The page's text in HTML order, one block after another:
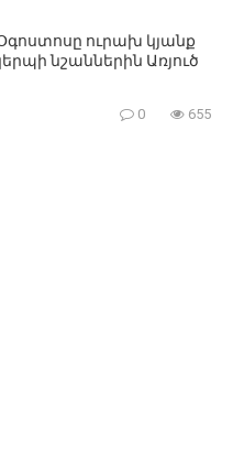
ուրախ կյանք
նշաններին Առյուծ
0 655